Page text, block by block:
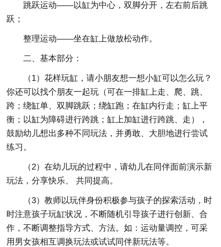
跳跃运动――以缸为中心，双脚分开，左右前后跳
跃；
整理运动――坐在缸上做放松动作。
二、基本部分：
（1）花样玩缸，请小朋友想一想小缸可以怎么玩？
你还可以找个朋友一起玩（可在一排缸上走、爬、跳、
跨；绕缸单、双脚跳跃；绕缸跑；在缸内行走；缸上平
衡；以缸为障碍进行跨跳；缸上加缸进行跨跳、走），
鼓励幼儿想出多种不同玩法，并勇敢、大胆地进行尝试
练习。
（2）在幼儿玩的过程中，请幼儿在同伴面前演示新
玩法，分享快乐、 共同提高。
（3）教师以玩伴身份积极参与孩子的探索活动，时
时注意孩子玩缸状况，不断随机引导孩子进行创新、合
作，不断调整指导方式、方法。如：运动量调控，可采
用男女孩相互调换玩法或试试同伴新玩法等。